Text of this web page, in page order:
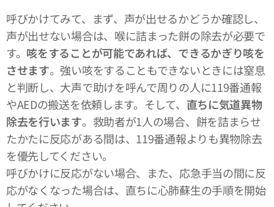
呼びかけてみて、まず、声が出せるかどうか確認し、
声が出せない場合は、喉に詰まった餅の除去が必要で
す。 咳をすることが可能であれば、できるかぎり咳を
させます。強い咳をすることもできないときには窒息
と判断し、大声で助けを呼んで周りの人に119番通報
やAEDの搬送を依頼します。そして、 直ちに気道異物
除去を行います。救助者が1人の場合、餅を詰まらせ
たかたに反応がある間は、119番通報よりも異物除去
を優先してください。
呼びかけに反応がない場合、また、応急手当の間に反
応がなくなった場合は、直ちに心肺蘇生の手順を開始